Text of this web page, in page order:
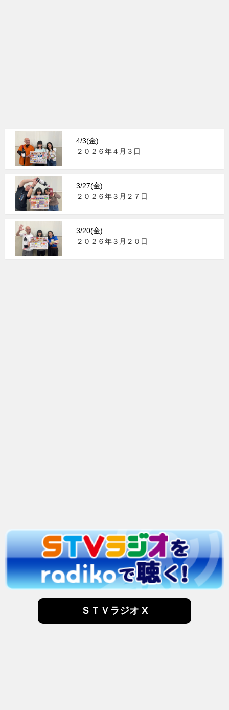
4/3(金)
２０２６年４月３日
3/27(金)
２０２６年３月２７日
3/20(金)
２０２６年３月２０日
ＳＴＶラジオ X